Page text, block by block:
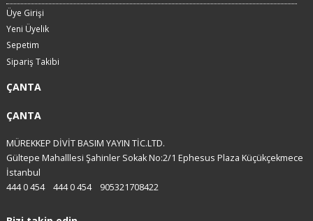
Üye Girişi
Yeni Üyelik
Sepetim
Sipariş Takibi
ÇANTA
ÇANTA
MÜREKKEP DİVİT BASIM YAYIN TİC.LTD.
Gültepe Mahalllesi Şahinler Sokak No:2/1 Ephesus Plaza Küçükçekmece
İstanbul
444 0 454
444 0 454 905321708422